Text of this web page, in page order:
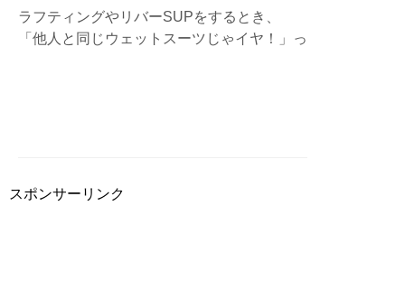
ラフティングやリバーSUPをするとき、
「他人と同じウェットスーツじゃイヤ！」っ
スポンサーリンク